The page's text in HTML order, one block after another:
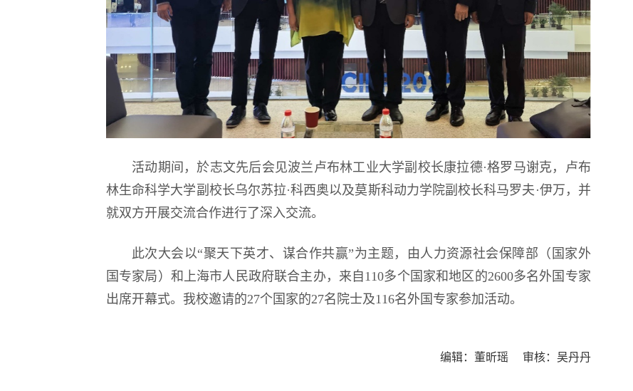
活动期间，於志文先后会见波兰卢布林工业大学副校长康拉德·格罗马谢克，卢布
林生命科学大学副校长乌尔苏拉·科西奥以及莫斯科动力学院副校长科马罗夫·伊万，并
就双方开展交流合作进行了深入交流。
此次大会以“聚天下英才、谋合作共赢”为主题，由人力资源社会保障部（国家外
国专家局）和上海市人民政府联合主办，来自110多个国家和地区的2600多名外国专家
出席开幕式。我校邀请的27个国家的27名院士及116名外国专家参加活动。
编辑：董昕瑶 审核：吴丹丹